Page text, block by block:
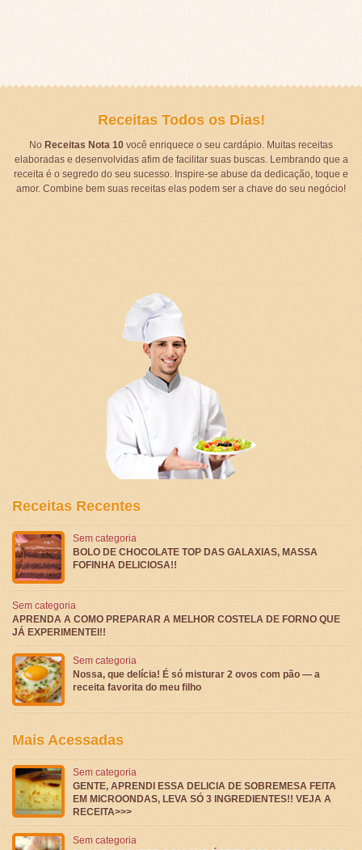
Receitas Todos os Dias!
No Receitas Nota 10você enriquece o seu cardápio. Muitas receitas
elaboradas e desenvolvidas afim de facilitar suas buscas. Lembrando que a
receita é o segredo do seu sucesso. Inspire-se abuse da dedicação, toque e
amor. Combine bem suas receitas elas podem ser a chave do seu negócio!
Receitas Recentes
Sem categoria
BOLO DE CHOCOLATE TOP DAS GALAXIAS, MASSA
FOFINHA DELICIOSA!!
Sem categoria
APRENDA A COMO PREPARAR A MELHOR COSTELA DE FORNO QUE
JÁ EXPERIMENTEI!!
Sem categoria
Nossa, que delícia! É só misturar 2 ovos com pão — a
receita favorita do meu filho
Mais Acessadas
Sem categoria
GENTE, APRENDI ESSA DELICIA DE SOBREMESA FEITA
EM MICROONDAS, LEVA SÓ 3 INGREDIENTES!! VEJA A
RECEITA>>>
Sem categoria